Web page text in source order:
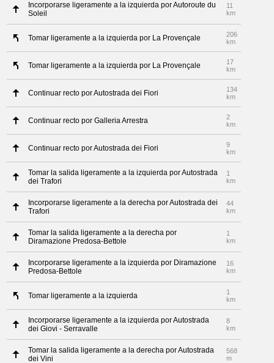
Incorporarse ligeramente a la izquierda por Autoroute du
Soleil
11
km
Tomar ligeramente a la izquierda por La Provençale
206
km
Tomar ligeramente a la izquierda por La Provençale
17
km
Continuar recto por Autostrada dei Fiori
134
km
Continuar recto por Galleria Arrestra
2
km
Continuar recto por Autostrada dei Fiori
9
km
Tomar la salida ligeramente a la izquierda por Autostrada
dei Trafori
1
km
Incorporarse ligeramente a la derecha por Autostrada dei
Trafori
44
km
Tomar la salida ligeramente a la derecha por
Diramazione Predosa-Bettole
1
km
Incorporarse ligeramente a la izquierda por Diramazione
Predosa-Bettole
16
km
Tomar ligeramente a la izquierda
1
km
Incorporarse ligeramente a la izquierda por Autostrada
dei Giovi - Serravalle
8
km
Tomar la salida ligeramente a la derecha por Autostrada
dei Vini
568
m